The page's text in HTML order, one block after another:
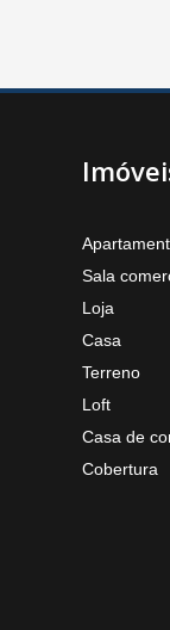
Sala
Loja
Casa
Terreno
Loft
Casa de
Cobertura